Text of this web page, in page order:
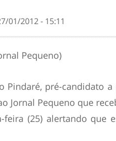
01/2012 - 15:11
Pequeno)
Pindaré, pré-candidato a
Jornal Pequeno que
feira (25) alertando que